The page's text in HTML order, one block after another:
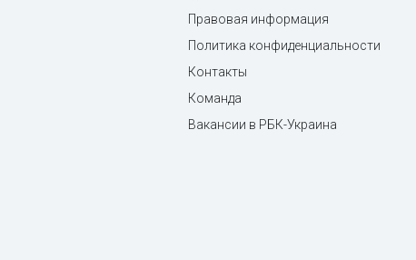
Правовая информация
Политика конфиденциальности
Контакты
Команда
Вакансии в РБК-Украина